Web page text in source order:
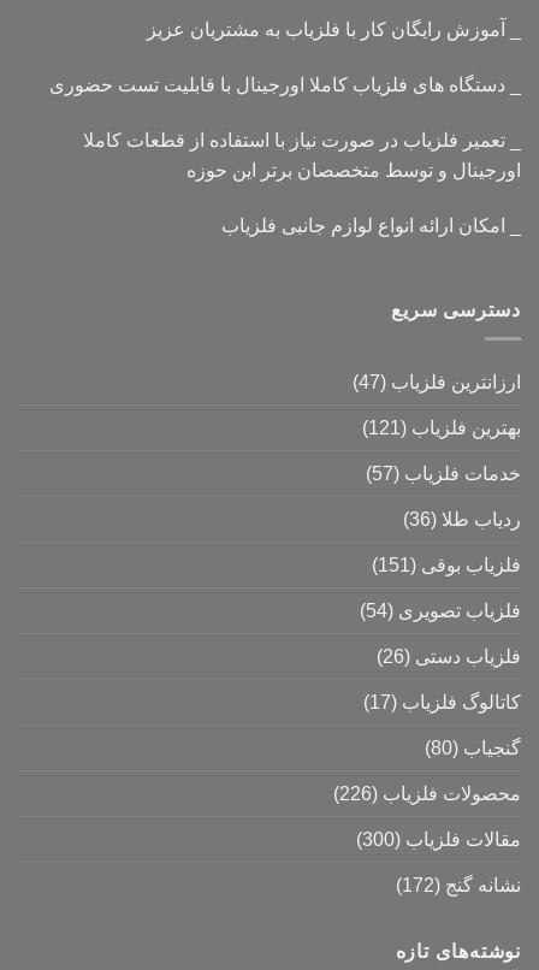
_ آموزش رایگان کار با فلزیاب به مشتریان عزیز
_ دستگاه های فلزیاب کاملا اورجینال با قابلیت تست حضوری
_ تعمیر فلزیاب در صورت نیاز با استفاده از قطعات کاملا
اورجینال و توسط متخصصان برتر این حوزه
_ امکان ارائه انواع لوازم جانبی فلزیاب
دسترسی سریع
ارزانترین فلزیاب (47)
بهترین فلزیاب (121)
خدمات فلزیاب (57)
ردیاب طلا (36)
فلزیاب بوقی (151)
فلزیاب تصویری (54)
فلزیاب دستی (26)
کاتالوگ فلزیاب (17)
گنجیاب (80)
محصولات فلزیاب (226)
مقالات فلزیاب (300)
نشانه گنج (172)
نوشته‌های تازه